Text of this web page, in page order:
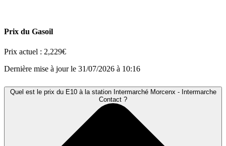
Prix du Gasoil
Prix actuel : 2,229€
Dernière mise à jour le 31/07/2026 à 10:16
Quel est le prix du E10 à la station Intermarché Morcenx - Intermarche
Contact ?